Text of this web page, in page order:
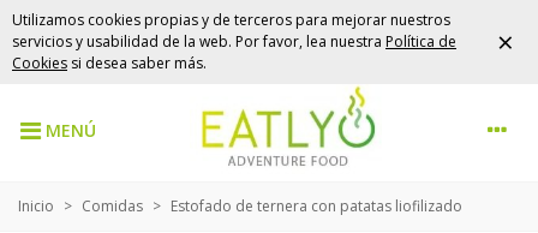
Utilizamos cookies propias y de terceros para mejorar nuestros
servicios y usabilidad de la web. Por favor, lea nuestra Política de
Cookies si desea saber más.
×
MENÚ
Inicio > Comidas > Estofado de ternera con patatas liofilizado